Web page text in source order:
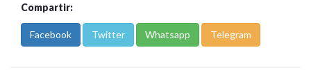
Compartir:
Facebook Twitter Whatsapp Telegram